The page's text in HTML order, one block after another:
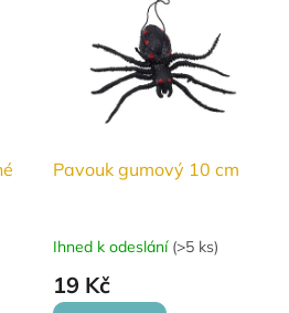
Pavouk gumový 10 cm
Ihned k odeslání (>5 ks)
19 Kč